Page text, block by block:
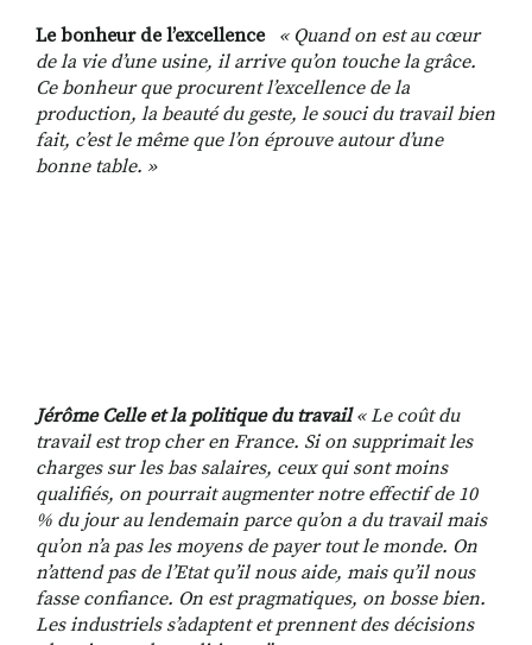
Le bonheur de l’excellence «Quand on est au cœur
de la vie d’une usine, il arrive qu’on touche la grâce.
Ce bonheur que procurent l’excellence de la
production, la beauté du geste, le souci du travail bien
fait, c’est le même que l’on éprouve autour d’une
bonne table. »
Jérôme Celle et la politique du travail«Le coût du
travail est trop cher en France. Si on supprimait les
charges sur les bas salaires, ceux qui sont moins
qualifiés, on pourrait augmenter notre effectif de 10
% du jour au lendemain parce qu’on a du travail mais
qu’on n’a pas les moyens de payer tout le monde. On
n’attend pas de l’Etat qu’il nous aide, mais qu’il nous
fasse confiance. On est pragmatiques, on bosse bien.
Les industriels s’adaptent et prennent des décisions